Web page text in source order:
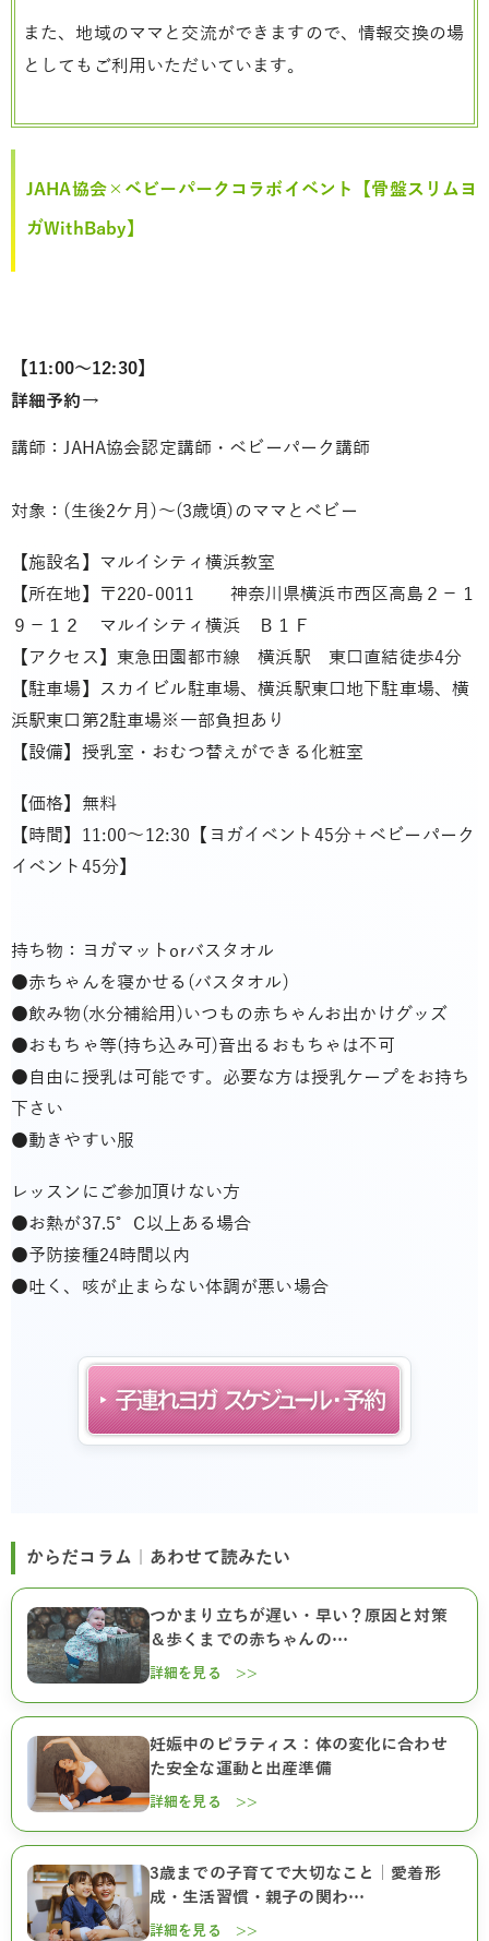
また、地域のママと交流ができますので、情報交換の場
としてもご利用いただいています。
JAHA協会×ベビーパークコラボイベント【骨盤スリムヨ
ガWithBaby】
【11:00～12:30】
詳細予約→
講師：JAHA協会認定講師・ベビーパーク講師
対象：(生後2ケ月)～(3歳頃)のママとベビー
【施設名】マルイシティ横浜教室
【所在地】〒220-0011 神奈川県横浜市西区高島２－１
９－１２ マルイシティ横浜 Ｂ１Ｆ
【アクセス】東急田園都市線 横浜駅 東口直結徒歩4分
【駐車場】スカイビル駐車場、横浜駅東口地下駐車場、横
浜駅東口第2駐車場※一部負担あり
【設備】授乳室・おむつ替えができる化粧室
【価格】無料
【時間】11:00～12:30【ヨガイベント45分＋ベビーパーク
イベント45分】
持ち物：ヨガマットorバスタオル
●赤ちゃんを寝かせる(バスタオル)
●飲み物(水分補給用)いつもの赤ちゃんお出かけグッズ
●おもちゃ等(持ち込み可)音出るおもちゃは不可
●自由に授乳は可能です。必要な方は授乳ケープをお持ち
下さい
●動きやすい服
レッスンにご参加頂けない方
●お熱が37.5°C以上ある場合
●予防接種24時間以内
●吐く、咳が止まらない体調が悪い場合
からだコラム｜あわせて読みたい
つかまり立ちが遅い・早い？原因と対策
＆歩くまでの赤ちゃんの…
詳細を見る >>
妊娠中のピラティス：体の変化に合わせ
た安全な運動と出産準備
詳細を見る >>
3歳までの子育てで大切なこと｜愛着形
成・生活習慣・親子の関わ…
詳細を見る >>